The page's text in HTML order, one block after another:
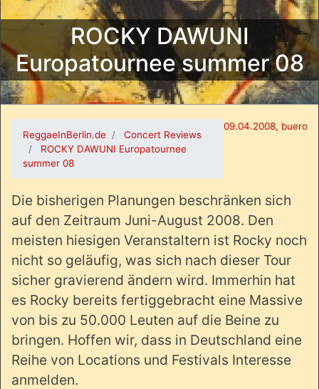
ROCKY DAWUNI
Europatournee summer 08
09.04.2008, buero
ReggaeInBerlin.de
Concert Reviews
ROCKY DAWUNI Europatournee
summer 08
Die bisherigen Planungen beschränken sich
auf den Zeitraum Juni-August 2008. Den
meisten hiesigen Veranstaltern ist Rocky noch
nicht so geläufig, was sich nach dieser Tour
sicher gravierend ändern wird. Immerhin hat
es Rocky bereits fertiggebracht eine Massive
von bis zu 50.000 Leuten auf die Beine zu
bringen. Hoffen wir, dass in Deutschland eine
Reihe von Locations und Festivals Interesse
anmelden.